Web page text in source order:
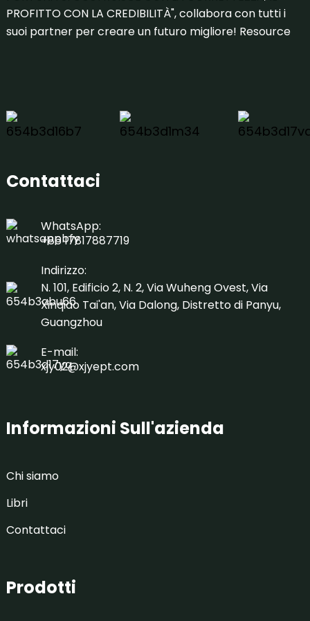
PROFITTO CON LA CREDIBILITÀ", collabora con tutti i
suoi partner per creare un futuro migliore! Resource
Contattaci
WhatsApp:
+86 17817887719
Indirizzo:
N. 101, Edificio 2, N. 2, Via Wuheng Ovest, Via
Xinqiao Tai'an, Via Dalong, Distretto di Panyu,
Guangzhou
E-mail:
xjy02@xjyept.com
Informazioni Sull'azienda
Chi siamo
Libri
Contattaci
Prodotti